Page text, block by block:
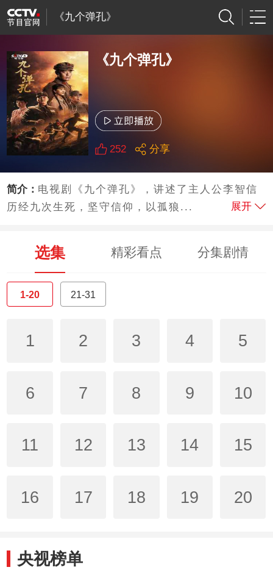
《九个弹孔》
《九个弹孔》
252 分享
简介： 电视剧《九个弹孔》，讲述了主人公李智信
历经九次生死，坚守信仰，以孤狼...
展开
选集 精彩看点 分集剧情
1-20 21-31
1 2 3 4 5
6 7 8 9 10
11 12 13 14 15
16 17 18 19 20
央视榜单